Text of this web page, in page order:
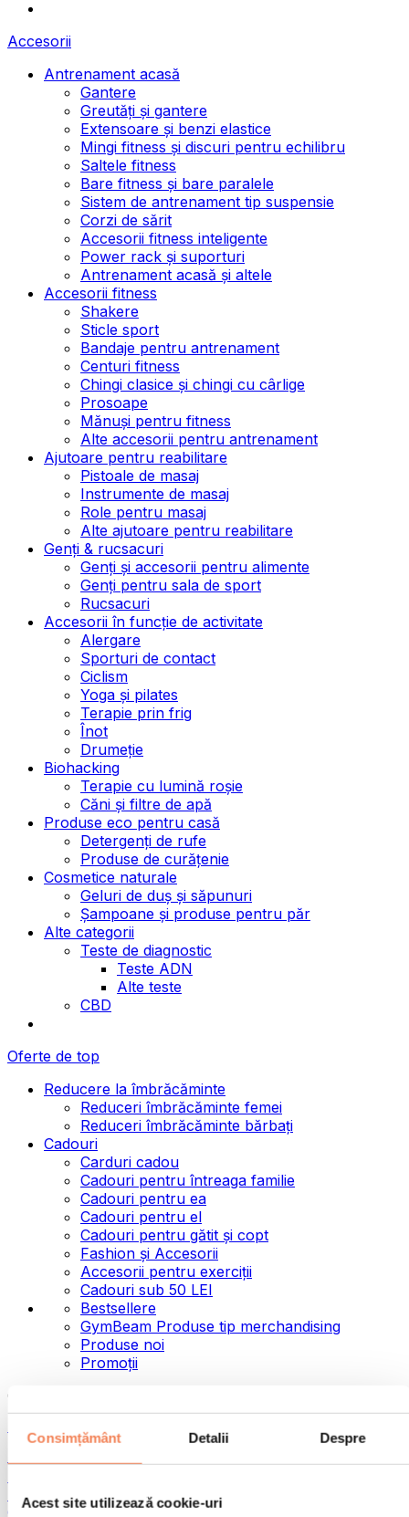
Consimțământ Detalii Despre
Acest site utilizează cookie-uri
Accesorii
Antrenament acasă
Gantere
Greutăți și gantere
Extensoare și benzi elastice
Mingi fitness și discuri pentru echilibru
Saltele fitness
Bare fitness și bare paralele
Sistem de antrenament tip suspensie
Corzi de sărit
Accesorii fitness inteligente
Power rack și suporturi
Antrenament acasă și altele
Accesorii fitness
Shakere
Sticle sport
Bandaje pentru antrenament
Centuri fitness
Chingi clasice și chingi cu cârlige
Prosoape
Mănuși pentru fitness
Alte accesorii pentru antrenament
Ajutoare pentru reabilitare
Pistoale de masaj
Instrumente de masaj
Role pentru masaj
Alte ajutoare pentru reabilitare
Genți & rucsacuri
Genți și accesorii pentru alimente
Genți pentru sala de sport
Rucsacuri
Accesorii în funcție de activitate
Alergare
Sporturi de contact
Ciclism
Yoga și pilates
Terapie prin frig
Înot
Drumeție
Biohacking
Terapie cu lumină roșie
Căni și filtre de apă
Produse eco pentru casă
Detergenți de rufe
Produse de curățenie
Cosmetice naturale
Geluri de duș și săpunuri
Șampoane și produse pentru păr
Alte categorii
Teste de diagnostic
Teste ADN
Alte teste
CBD
Oferte de top
Reducere la îmbrăcăminte
Reduceri îmbrăcăminte femei
Reduceri îmbrăcăminte bărbați
Cadouri
Carduri cadou
Cadouri pentru întreaga familie
Cadouri pentru ea
Cadouri pentru el
Cadouri pentru gătit și copt
Fashion și Accesorii
Accesorii pentru exerciții
Cadouri sub 50 LEI
Bestsellere
GymBeam Produse tip merchandising
Produse noi
Promoții
Categorii
Semințe
Creme și paste tartinabile